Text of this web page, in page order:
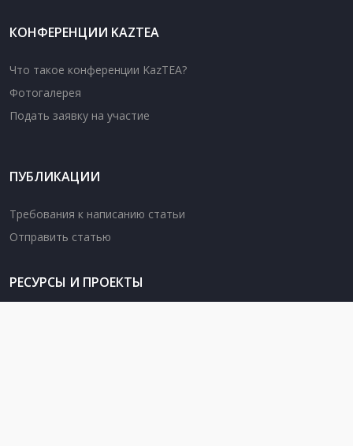
КОНФЕРЕНЦИИ KAZTEA
Что такое конференции KazTEA?
Фотогалерея
Подать заявку на участие
ПУБЛИКАЦИИ
Требования к написанию статьи
Отправить статью
РЕСУРСЫ И ПРОЕКТЫ